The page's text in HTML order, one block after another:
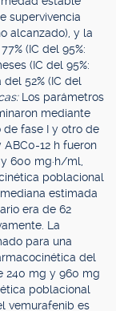
supervivencia
alcanzado), y la
(IC del 95%:
(IC del 95%:
52% (IC del
Los parámetros
mediante
de fase I y otro de
ABC0-12 h fueron
600 mg·h/ml,
poblacional
estimada
era de 62
La
para una
del
240 mg y 960 mg
poblacional
vemurafenib es